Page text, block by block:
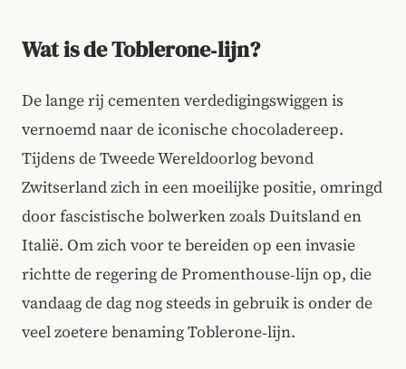
Wat is de Toblerone‑lijn?
De lange rij cementen verdedigingswiggen is
vernoemd naar de iconische chocoladereep.
Tijdens de Tweede Wereldoorlog bevond
Zwitserland zich in een moeilijke positie, omringd
door fascistische bolwerken zoals Duitsland en
Italië. Om zich voor te bereiden op een invasie
richtte de regering de Promenthouse‑lijn op, die
vandaag de dag nog steeds in gebruik is onder de
veel zoetere benaming Toblerone‑lijn.